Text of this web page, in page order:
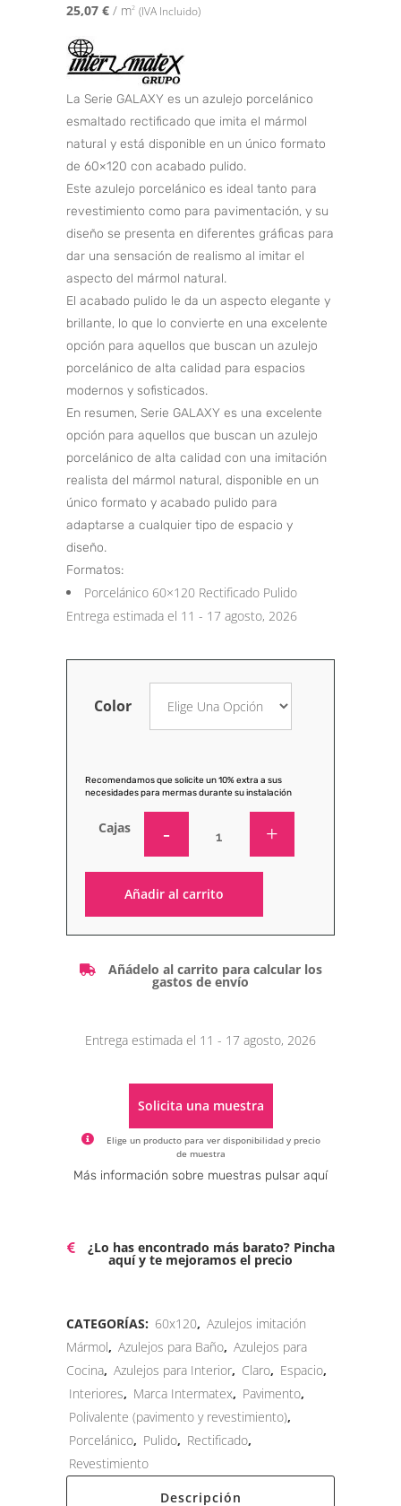
25,07 € / m2 (IVA Incluido)
La Serie GALAXY es un azulejo porcelánico
esmaltado rectificado que imita el mármol
natural y está disponible en un único formato
de 60×120 con acabado pulido.
Este azulejo porcelánico es ideal tanto para
revestimiento como para pavimentación, y su
diseño se presenta en diferentes gráficas para
dar una sensación de realismo al imitar el
aspecto del mármol natural.
El acabado pulido le da un aspecto elegante y
brillante, lo que lo convierte en una excelente
opción para aquellos que buscan un azulejo
porcelánico de alta calidad para espacios
modernos y sofisticados.
En resumen, Serie GALAXY es una excelente
opción para aquellos que buscan un azulejo
porcelánico de alta calidad con una imitación
realista del mármol natural, disponible en un
único formato y acabado pulido para
adaptarse a cualquier tipo de espacio y
diseño.
Formatos:
Porcelánico 60×120 Rectificado Pulido
Entrega estimada el 11 - 17 agosto, 2026
Color
Recomendamos que solicite un 10% extra a sus
necesidades para mermas durante su instalación
Cajas
Añadir al carrito
Añádelo al carrito para calcular los
gastos de envío
Entrega estimada el 11 - 17 agosto, 2026
Solicita una muestra
Elige un producto para ver disponibilidad y precio
de muestra
Alternative:
Más información sobre muestras pulsar aquí
¿Lo has encontrado más barato? Pincha
aquí y te mejoramos el precio
CATEGORÍAS: 60x120, Azulejos imitación
Mármol, Azulejos para Baño, Azulejos para
Cocina, Azulejos para Interior, Claro, Espacio,
Interiores, Marca Intermatex, Pavimento,
Polivalente (pavimento y revestimiento),
Porcelánico, Pulido, Rectificado,
Revestimiento
Descripción